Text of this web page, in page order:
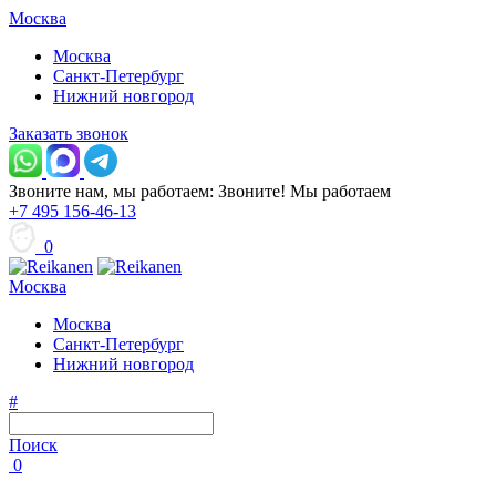
Москва
Москва
Санкт-Петербург
Нижний новгород
Заказать звонок
Звоните нам, мы работаем: Звоните! Мы работаем
+7 495 156-46-13
0
Москва
Москва
Санкт-Петербург
Нижний новгород
#
Поиск
0